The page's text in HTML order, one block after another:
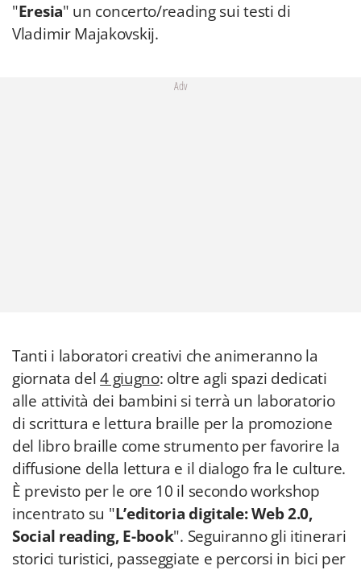
"Eresia" un concerto/reading sui testi di
Vladimir Majakovskij.
Adv
Tanti i laboratori creativi che animeranno la
giornata del4 giugno: oltre agli spazi dedicati
alle attività dei bambini si terrà un laboratorio
di scrittura e lettura braille per la promozione
del libro braille come strumento per favorire la
diffusione della lettura e il dialogo fra le culture.
È previsto per le ore 10 il secondo workshop
incentrato su "L’editoria digitale: Web 2.0,
Social reading, E-book". Seguiranno gli itinerari
storici turistici, passeggiate e percorsi in bici per